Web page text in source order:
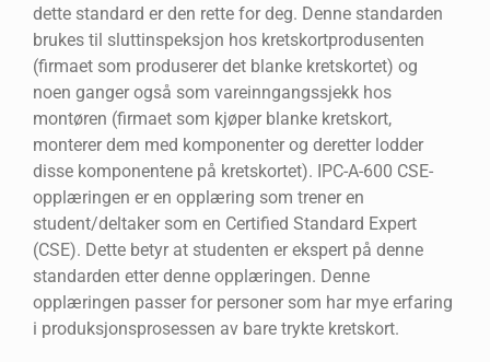
dette standard er den rette for deg. Denne standarden
brukes til sluttinspeksjon hos kretskortprodusenten
(firmaet som produserer det blanke kretskortet) og
noen ganger også som vareinngangssjekk hos
montøren (firmaet som kjøper blanke kretskort,
monterer dem med komponenter og deretter lodder
disse komponentene på kretskortet). IPC-A-600 CSE-
opplæringen er en opplæring som trener en
student/deltaker som en Certified Standard Expert
(CSE). Dette betyr at studenten er ekspert på denne
standarden etter denne opplæringen. Denne
opplæringen passer for personer som har mye erfaring
i produksjonsprosessen av bare trykte kretskort.